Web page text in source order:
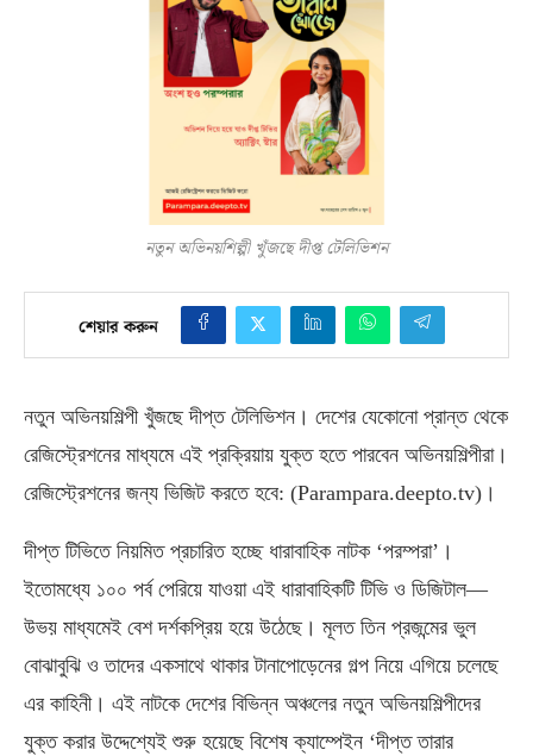
নতুন অভিনয়শিল্পী খুঁজছে দীপ্ত টেলিভিশন
শেয়ার করুন
নতুন অভিনয়শিল্পী খুঁজছে দীপ্ত টেলিভিশন। দেশের যেকোনো প্রান্ত থেকে
রেজিস্ট্রেশনের মাধ্যমে এই প্রক্রিয়ায় যুক্ত হতে পারবেন অভিনয়শিল্পীরা।
রেজিস্ট্রেশনের জন্য ভিজিট করতে হবে: (Parampara.deepto.tv) ।
দীপ্ত টিভিতে নিয়মিত প্রচারিত হচ্ছে ধারাবাহিক নাটক ‘পরম্পরা’।
ইতোমধ্যে ১০০ পর্ব পেরিয়ে যাওয়া এই ধারাবাহিকটি টিভি ও ডিজিটাল—
উভয় মাধ্যমেই বেশ দর্শকপ্রিয় হয়ে উঠেছে। মূলত তিন প্রজন্মের ভুল
বোঝাবুঝি ও তাদের একসাথে থাকার টানাপোড়েনের গল্প নিয়ে এগিয়ে চলেছে
এর কাহিনী। এই নাটকে দেশের বিভিন্ন অঞ্চলের নতুন অভিনয়শিল্পীদের
যুক্ত করার উদ্দেশ্যেই শুরু হয়েছে বিশেষ ক্যাম্পেইন ‘দীপ্ত তারার